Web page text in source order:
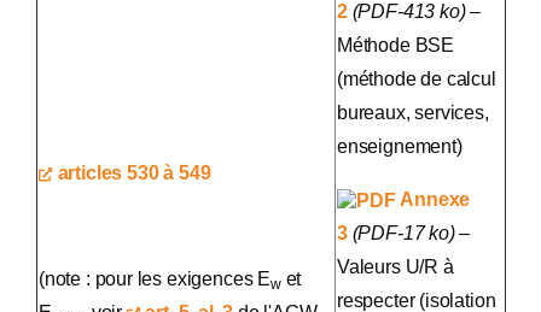
articles 530 à 549
(note : pour les exigences Ewet
2(PDF-413 ko)–
Méthode BSE
(méthode de calcul
bureaux, services,
enseignement)
Annexe
3(PDF-17 ko)–
Valeurs U/R à
respecter (isolation